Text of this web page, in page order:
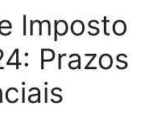
Imposto
Prazos